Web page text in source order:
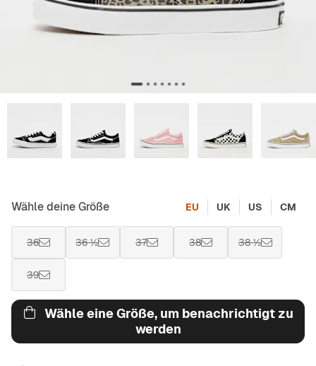
Wähle deine Größe EU UK US CM
36 36 ½ 37 38 38 ½
39
Wähle eine Größe, um benachrichtigt zu
werden